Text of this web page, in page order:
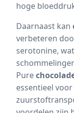
hoge
Daarnaast kan
verbeteren
serotonine,
Pure
essentieel